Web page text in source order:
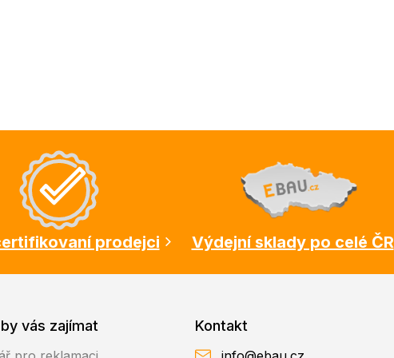
prodejci Výdejní sklady po celé ČR
vás zajímat Kontakt